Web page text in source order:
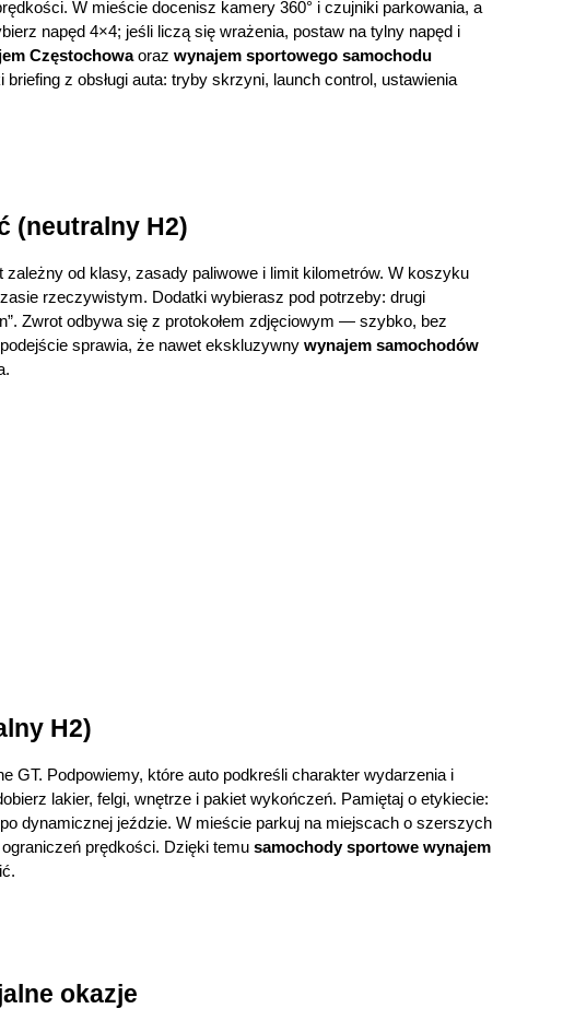
W mieście docenisz kamery 360° i czujniki parkowania, a
napęd 4×4; jeśli liczą się wrażenia, postaw na tylny napęd i
Częstochowa oraz wynajem sportowego samochodu
z obsługi auta: tryby skrzyni, launch control, ustawienia
(neutralny H2)
od klasy, zasady paliwowe i limit kilometrów. W koszyku
rzeczywistym. Dodatki wybierasz pod potrzeby: drugi
Zwrot odbywa się z protokołem zdjęciowym — szybko, bez
sprawia, że nawet ekskluzywny wynajem samochodów
H2)
GT. Podpowiemy, które auto podkreśli charakter wydarzenia i
lakier, felgi, wnętrze i pakiet wykończeń. Pamiętaj o etykiecie:
dynamicznej jeździe. W mieście parkuj na miejscach o szerszych
prędkości. Dzięki temu samochody sportowe wynajem
okazje